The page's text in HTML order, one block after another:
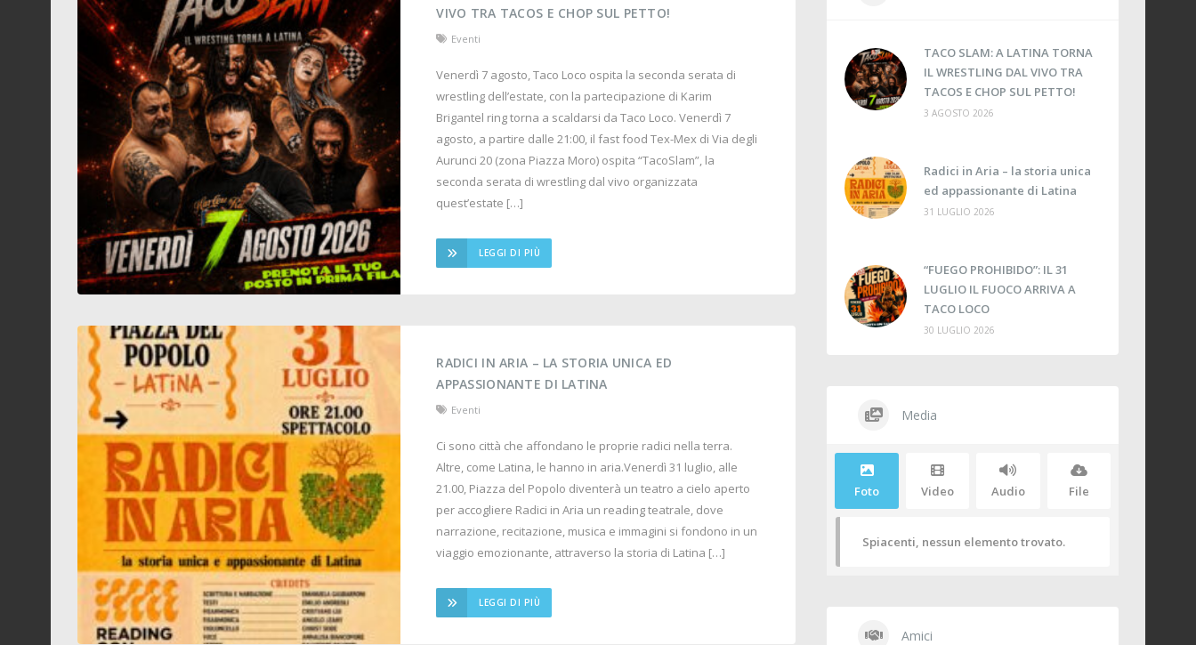
VIVO TRA TACOS E CHOP SUL PETTO!
Eventi
Venerdì 7 agosto, Taco Loco ospita la seconda serata di
wrestling dell’estate, con la partecipazione di Karim
Brigantel ring torna a scaldarsi da Taco Loco. Venerdì 7
agosto, a partire dalle 21:00, il fast food Tex-Mex di Via degli
Aurunci 20 (zona Piazza Moro) ospita “TacoSlam”, la
seconda serata di wrestling dal vivo organizzata
quest’estate […]
LEGGI DI PIÙ
RADICI IN ARIA – LA STORIA UNICA ED
APPASSIONANTE DI LATINA
Eventi
Ci sono città che affondano le proprie radici nella terra.
Altre, come Latina, le hanno in aria.Venerdì 31 luglio, alle
21.00, Piazza del Popolo diventerà un teatro a cielo aperto
per accogliere Radici in Aria un reading teatrale, dove
narrazione, recitazione, musica e immagini si fondono in un
viaggio emozionante, attraverso la storia di Latina […]
LEGGI DI PIÙ
TACO SLAM: A LATINA TORNA
IL WRESTLING DAL VIVO TRA
TACOS E CHOP SUL PETTO!
3 AGOSTO 2026
Radici in Aria – la storia unica
ed appassionante di Latina
31 LUGLIO 2026
“FUEGO PROHIBIDO”: IL 31
LUGLIO IL FUOCO ARRIVA A
TACO LOCO
30 LUGLIO 2026
Media
Foto Video Audio File
Spiacenti, nessun elemento trovato.
Amici